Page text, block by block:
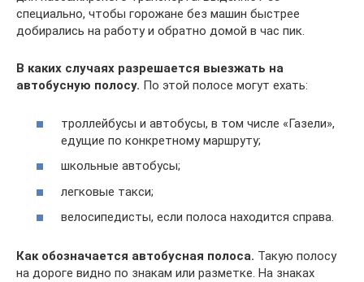
специально, чтобы горожане без машин быстрее
добирались на работу и обратно домой в час пик.
В каких случаях разрешается выезжать на
автобусную полосу. По этой полосе могут ехать:
троллейбусы и автобусы, в том числе «Газели»,
едущие по конкретному маршруту;
школьные автобусы;
легковые такси;
велосипедисты, если полоса находится справа.
Как обозначается автобусная полоса. Такую полосу
на дороге видно по знакам или разметке. На знаках